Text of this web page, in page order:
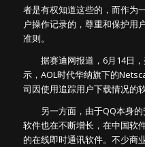
者是有权知道这些的，而作为
户操作记录的，尊重和保护用
准则。
据赛迪网报道，6月14日，
示，AOL时代华纳旗下的
司因使用追踪用户下载情况的
另一方面，由于QQ本身的
软件也在不断增长，在中国软
的在线即时通讯软件。不少商